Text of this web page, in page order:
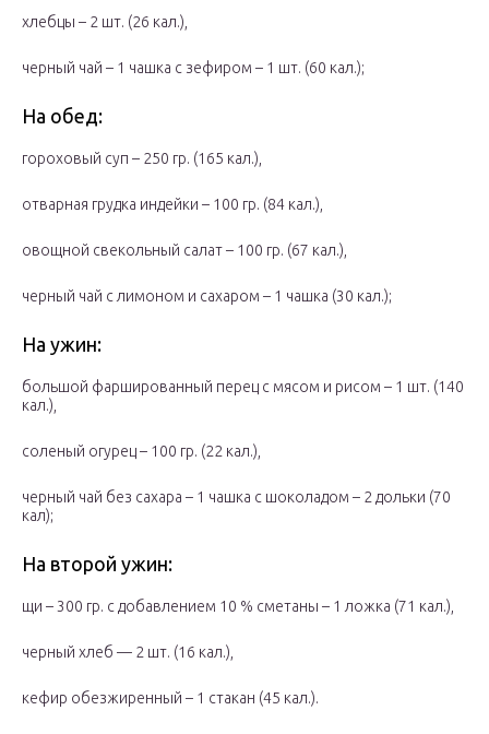
хлебцы – 2 шт. (26 кал.),
черный чай – 1 чашка с зефиром – 1 шт. (60 кал.);
На обед:
гороховый суп – 250 гр. (165 кал.),
отварная грудка индейки – 100 гр. (84 кал.),
овощной свекольный салат – 100 гр. (67 кал.),
черный чай с лимоном и сахаром – 1 чашка (30 кал.);
На ужин:
большой фаршированный перец с мясом и рисом – 1 шт. (140
кал.),
соленый огурец – 100 гр. (22 кал.),
черный чай без сахара – 1 чашка с шоколадом – 2 дольки (70
кал);
На второй ужин:
щи – 300 гр. с добавлением 10 % сметаны – 1 ложка (71 кал.),
черный хлеб — 2 шт. (16 кал.),
кефир обезжиренный – 1 стакан (45 кал.).